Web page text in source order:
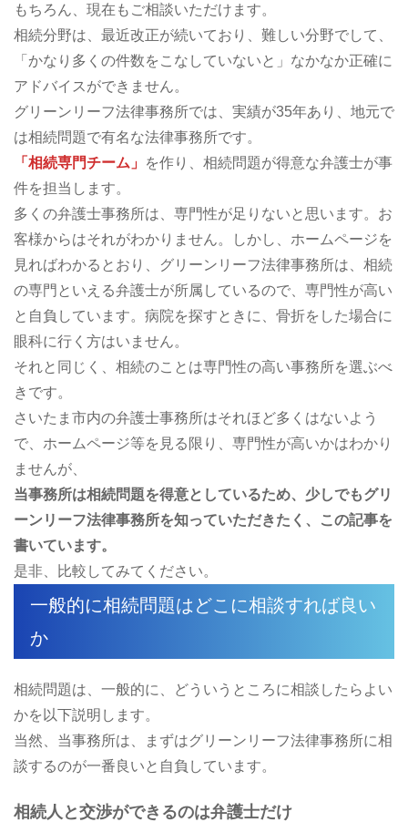
もちろん、現在もご相談いただけます。
相続分野は、最近改正が続いており、難しい分野でして、
「かなり多くの件数をこなしていないと」なかなか正確に
アドバイスができません。
グリーンリーフ法律事務所では、実績が35年あり、地元で
は相続問題で有名な法律事務所です。
「相続専門チーム」
を作り、相続問題が得意な弁護士が事
件を担当します。
多くの弁護士事務所は、専門性が足りないと思います。お
客様からはそれがわかりません。しかし、ホームページを
見ればわかるとおり、グリーンリーフ法律事務所は、相続
の専門といえる弁護士が所属しているので、専門性が高い
と自負しています。病院を探すときに、骨折をした場合に
眼科に行く方はいません。
それと同じく、相続のことは専門性の高い事務所を選ぶべ
きです。
さいたま市内の弁護士事務所はそれほど多くはないよう
で、ホームページ等を見る限り、専門性が高いかはわかり
ませんが、
当事務所は相続問題を得意としているため、少しでもグリ
ーンリーフ法律事務所を知っていただきたく、この記事を
書いています。
是非、比較してみてください。
一般的に相続問題はどこに相談すれば良い
か
相続問題は、一般的に、どういうところに相談したらよい
かを以下説明します。
当然、当事務所は、まずはグリーンリーフ法律事務所に相
談するのが一番良いと自負しています。
相続人と交渉ができるのは弁護士だけ